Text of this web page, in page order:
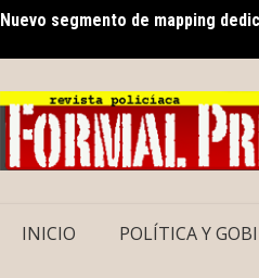
Nuevo segmento de mapping
INICIO POLÍTICA Y